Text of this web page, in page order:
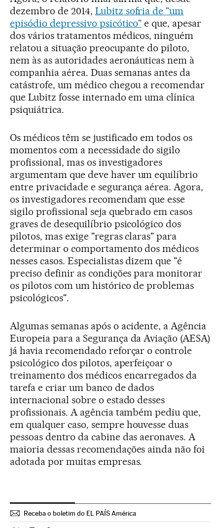
dezembro de 2014, Lubitz sofria de "um
episódio depressivo psicótico" e que, apesar
dos vários tratamentos médicos, ninguém
relatou a situação preocupante do piloto,
nem às as autoridades aeronáuticas nem à
companhia aérea. Duas semanas antes da
catástrofe, um médico chegou a recomendar
que Lubitz fosse internado em uma clínica
psiquiátrica.
Os médicos têm se justificado em todos os
momentos com a necessidade do sigilo
profissional, mas os investigadores
argumentam que deve haver um equilíbrio
entre privacidade e segurança aérea. Agora,
os investigadores recomendam que esse
sigilo profissional seja quebrado em casos
graves de desequilíbrio psicológico dos
pilotos, mas exige "regras claras" para
determinar o comportamento dos médicos
nesses casos. Especialistas dizem que "é
preciso definir as condições para monitorar
os pilotos com um histórico de problemas
psicológicos".
Algumas semanas após o acidente, a Agência
Europeia para a Segurança da Aviação (AESA)
já havia recomendado reforçar o controle
psicológico dos pilotos, aperfeiçoar o
treinamento dos médicos encarregados da
tarefa e criar um banco de dados
internacional sobre o estado desses
profissionais. A agência também pediu que,
em qualquer caso, sempre houvesse duas
pessoas dentro da cabine das aeronaves. A
maioria dessas recomendações ainda não foi
adotada por muitas empresas.
Receba o boletim do EL PAÍS América